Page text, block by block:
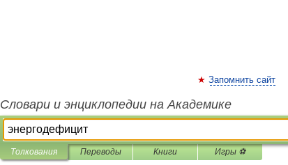
Запомнить сайт
Словари и энциклопедии на Академике
Толкования Переводы Книги Игры ⚽